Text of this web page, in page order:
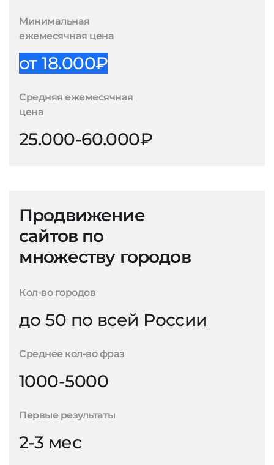
Минимальная
ежемесячная цена
от 18.000₽
Средняя ежемесячная
цена
25.000-60.000₽
Продвижение
сайтов по
множеству городов
Кол-во городов
до 50 по всей России
Среднее кол-во фраз
1000-5000
Первые результаты
2-3 мес